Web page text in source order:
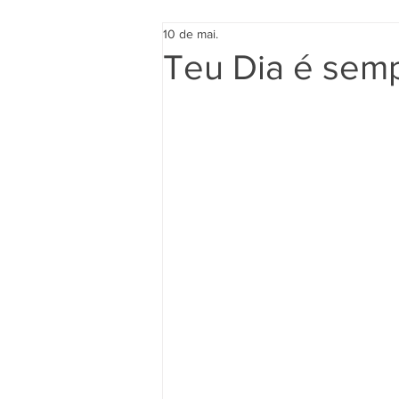
Teu Dia é
10 de mai.